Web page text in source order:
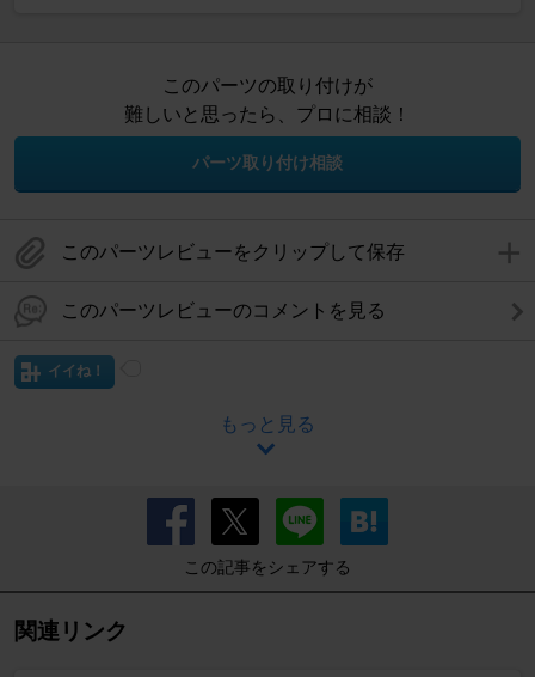
このパーツの取り付けが
難しいと思ったら、プロに相談！
パーツ取り付け相談
このパーツレビューをクリップして保存
このパーツレビューのコメントを見る
イイね！
もっと見る
この記事をシェアする
関連リンク